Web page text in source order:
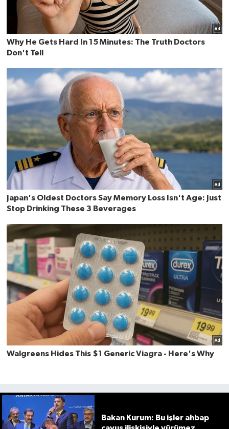
Bakan Kurum: Bu işler ahbap